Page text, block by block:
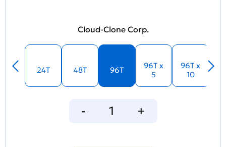
Cloud-Clone Corp.
24T 48T 96T
96T x
5
96T x
10